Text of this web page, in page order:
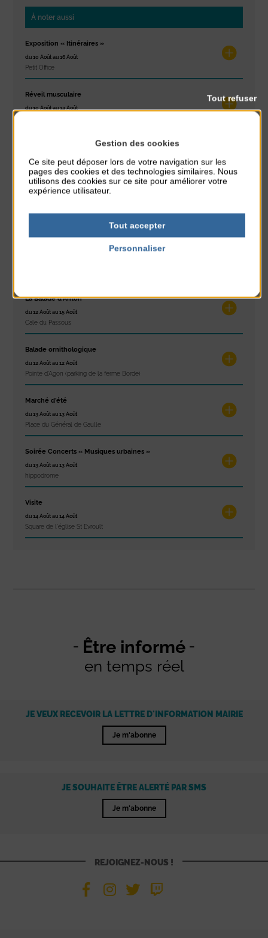
À noter aussi
Exposition « Itinéraires »
du 10 Août au 16 Août
Petit Office
Réveil musculaire
du 10 Août au 14 Août
du 10 Août au 14 Août
Plage du passous
Tournoi d’échecs
La Balade d’Anton
du 12 Août au 15 Août
Cale du Passous
Balade ornithologique
du 12 Août au 12 Août
Pointe d'Agon (parking de la ferme Borde)
Marché d’été
du 13 Août au 13 Août
Place du Général de Gaulle
Soirée Concerts « Musiques urbaines »
du 13 Août au 13 Août
hippodrome
Visite
du 14 Août au 14 Août
Square de l'église St Evroult
Être informé
en temps réel
JE VEUX RECEVOIR LA LETTRE D'INFORMATION MAIRIE
Je m'abonne
JE SOUHAITE ÊTRE ALERTÉ PAR SMS
Je m'abonne
REJOIGNEZ-NOUS !
Gestion des cookies
Ce site peut déposer lors de votre navigation sur les
pages des cookies et des technologies similaires. Nous
utilisons des cookies sur ce site pour améliorer votre
expérience utilisateur.
Tout accepter
Tout refuser
Personnaliser